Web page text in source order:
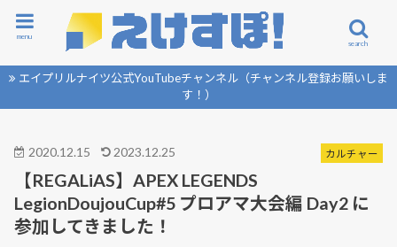
search
menu
エイプリルナイツ公式YouTubeチャンネル（チャンネル登録お願いしま
す！）
カルチャー
2020.12.15 2023.12.25
【REGALiAS】APEX LEGENDS
LegionDoujouCup#5 プロアマ大会編 Day2 に
参加してきました！